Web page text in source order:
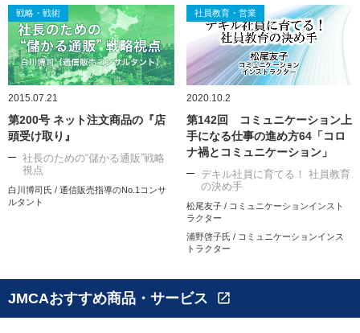
戦略・戦術
2015.07.21
第200号 ネット注文商品の『店
頭受け取り』
社長のための“儲かる通販”戦略
視点
白川博司氏 / 通信販売指導のNo.1コンサ
ルタント
社員教育・営業
2020.10.2
第142回 コミュニケーション上
手になる仕事の進め方64「コロ
ナ禍とコミュニケーション」
デキル社員に育てる！ 社員教育
の決め手
松尾友子 / コミュニケーションインスト
ラクター
浦野啓子氏 / コミュニケーションインス
トラクター
JMCAおすすめ商品・サービス open_in_new